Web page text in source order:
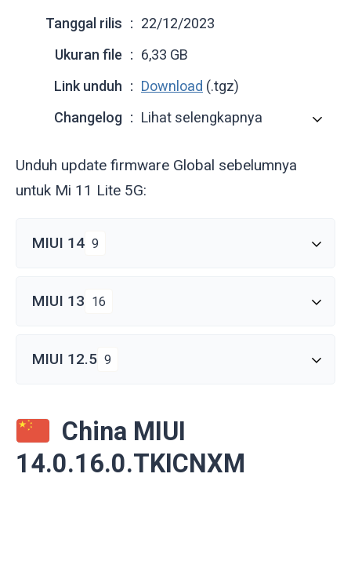
Tanggal rilis
22/12/2023
Ukuran file
6,33 GB
Link unduh
Download (.tgz)
Changelog
Lihat selengkapnya
Unduh update firmware Global sebelumnya
untuk Mi 11 Lite 5G:
MIUI 14 9
MIUI 13 16
MIUI 12.5 9
China MIUI
14.0.16.0.TKICNXM